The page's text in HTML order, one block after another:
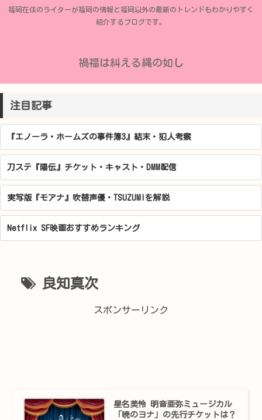
福岡在住のライターが福岡の情報と福岡以外の最新のトレンドもわかりやすく
紹介するブログです。
禍福は糾える縄の如し
注目記事
『エノーラ・ホームズの事件簿3』結末・犯人考察
刀ステ『陽伝』チケット・キャスト・DMM配信
実写版『モアナ』吹替声優・TSUZUMIを解説
Netflix SF映画おすすめランキング
良知真次
スポンサーリンク
星名美怜 明音亜弥ミュージカル
「暁のヨナ」の先行チケットは？